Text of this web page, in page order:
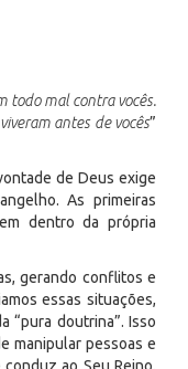
todo mal contra vocês.
antes de vocês”
de Deus exige
As primeiras
dentro da própria
gerando conflitos e
essas situações,
“pura doutrina”. Isso
manipular pessoas e